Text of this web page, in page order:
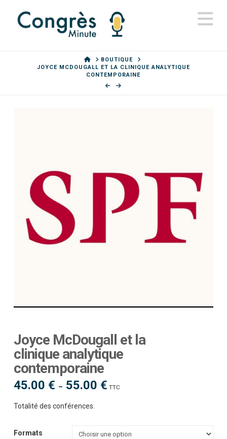
HOMEBOUTIQUE
JOYCE MCDOUGALL ET LA CLINIQUE ANALYTIQUE
CONTEMPORAINE
Joyce McDougall et la
clinique analytique
contemporaine
45.00 € – 55.00 €Plage
de
TTC
Totalité des conférences.
Formats